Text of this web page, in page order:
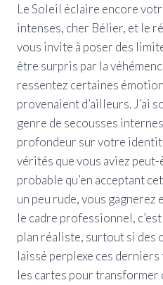
Le Soleil éclaire encore
intenses, cher Bélier, et le
vous invite à poser des
être surpris par la
ressentez certaines
provenaient d’ailleurs. J’ai
genre de secousses
profondeur sur votre
vérités que vous aviez
probable qu’en acceptant
un peu rude, vous gagnerez
le cadre professionnel,
plan réaliste, surtout si des
laissé perplexe ces
les cartes pour transformer